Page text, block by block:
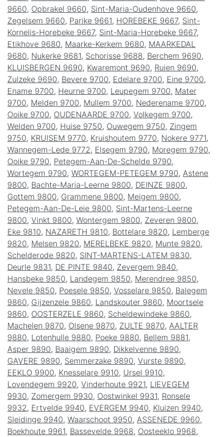
9660, Opbrakel 9660, Sint-Maria-Oudenhove 9660,
Zegelsem 9660, Parike 9661, HOREBEKE 9667, Sint-
Kornelis-Horebeke 9667, Sint-Maria-Horebeke 9667,
Etikhove 9680, Maarke-Kerkem 9680, MAARKEDAL
9680, Nukerke 9681, Schorisse 9688, Berchem 9690,
KLUISBERGEN 9690, Kwaremont 9690, Ruien 9690,
Zulzeke 9690, Bevere 9700, Edelare 9700, Eine 9700,
Ename 9700, Heurne 9700, Leupegem 9700, Mater
9700, Melden 9700, Mullem 9700, Nederename 9700,
Ooike 9700, OUDENAARDE 9700, Volkegem 9700,
Welden 9700, Huise 9750, Ouwegem 9750, Zingem
9750, KRUISEM 9770, Kruishoutem 9770, Nokere 9771,
Wannegem-Lede 9772 , Elsegem 9790, Moregem 9790,
Ooike 9790, Petegem-Aan-De-Schelde 9790,
Wortegem 9790, WORTEGEM-PETEGEM 9790, Astene
9800, Bachte-Maria-Leerne 9800, DEINZE 9800,
Gottem 9800, Grammene 9800, Meigem 9800,
Petegem-Aan-De-Leie 9800, Sint-Martens-Leerne
9800, Vinkt 9800, Wontergem 9800, Zeveren 9800,
Eke 9810, NAZARETH 9810, Bottelare 9820, Lemberge
9820, Melsen 9820, MERELBEKE 9820, Munte 9820,
Schelderode 9820, SINT-MARTENS-LATEM 9830,
Deurle 9831, DE PINTE 9840, Zevergem 9840,
Hansbeke 9850, Landegem 9850, Merendree 9850,
Nevele 9850, Poesele 9850, Vosselare 9850, Balegem
9860, Gijzenzele 9860, Landskouter 9860, Moortsele
9860, OOSTERZELE 9860, Scheldewindeke 9860,
Machelen 9870, Olsene 9870, ZULTE 9870, AALTER
9880, Lotenhulle 9880, Poeke 9880, Bellem 9881,
Asper 9890, Baaigem 9890, Dikkelvenne 9890,
GAVERE 9890, Semmerzake 9890, Vurste 9890,
EEKLO 9900, Knesselare 9910, Ursel 9910,
Lovendegem 9920, Vinderhoute 9921, LIEVEGEM
9930, Zomergem 9930, Oostwinkel 9931, Ronsele
9932 , Ertvelde 9940, EVERGEM 9940, Kluizen 9940,
Sleidinge 9940, Waarschoot 9950, ASSENEDE 9960,
Boekhoute 9961, Bassevelde 9968, Oosteeklo 9968,